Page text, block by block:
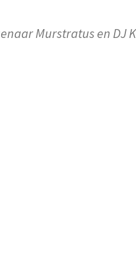
Murstratus en DJ